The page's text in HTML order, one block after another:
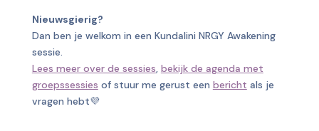
Nieuwsgierig?
Dan ben je welkom in een Kundalini NRGY Awakening
sessie.
Lees meer over de sessies, bekijk de agenda met
groepssessies of stuur me gerust een bericht als je
vragen hebt💜